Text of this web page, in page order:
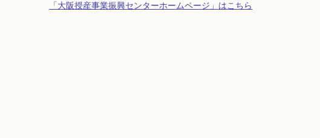
「大阪授産事業振興センターホームページ」はこちら